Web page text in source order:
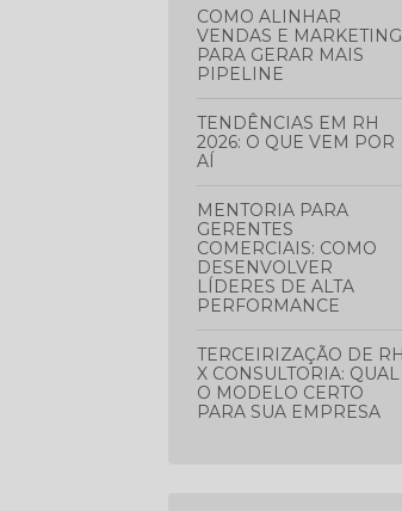
COMO ALINHAR
VENDAS E MARKETING
PARA GERAR MAIS
PIPELINE
TENDÊNCIAS EM RH
2026: O QUE VEM POR
AÍ
MENTORIA PARA
GERENTES
COMERCIAIS: COMO
DESENVOLVER
LÍDERES DE ALTA
PERFORMANCE
TERCEIRIZAÇÃO DE RH
X CONSULTORIA: QUAL
O MODELO CERTO
PARA SUA EMPRESA